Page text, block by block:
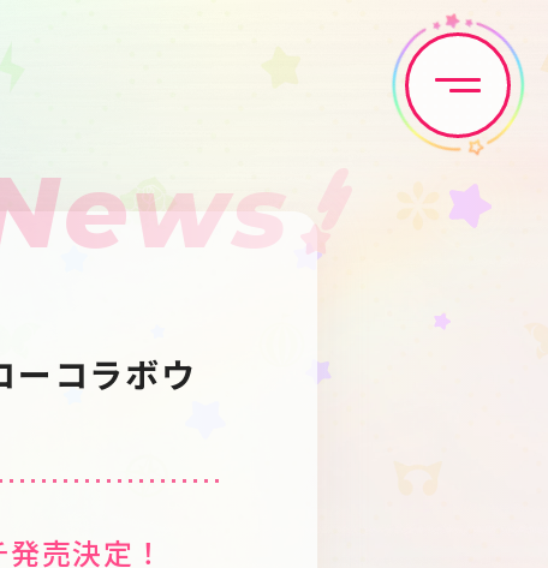
Home News
Artist Anime
Schedule
コラボウ
売決定！